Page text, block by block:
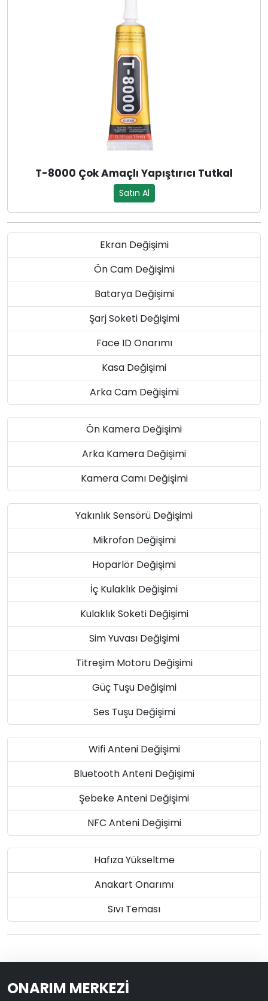
T-8000 Çok Amaçlı Yapıştırıcı Tutkal
Satın Al
Ekran Değişimi
Ön Cam Değişimi
Batarya Değişimi
Şarj Soketi Değişimi
Face ID Onarımı
Kasa Değişimi
Arka Cam Değişimi
Ön Kamera Değişimi
Arka Kamera Değişimi
Kamera Camı Değişimi
Yakınlık Sensörü Değişimi
Mikrofon Değişimi
Hoparlör Değişimi
İç Kulaklık Değişimi
Kulaklık Soketi Değişimi
Sim Yuvası Değişimi
Titreşim Motoru Değişimi
Güç Tuşu Değişimi
Ses Tuşu Değişimi
Wifi Anteni Değişimi
Bluetooth Anteni Değişimi
Şebeke Anteni Değişimi
NFC Anteni Değişimi
Hafıza Yükseltme
Anakart Onarımı
Sıvı Teması
ONARIM MERKEZİ